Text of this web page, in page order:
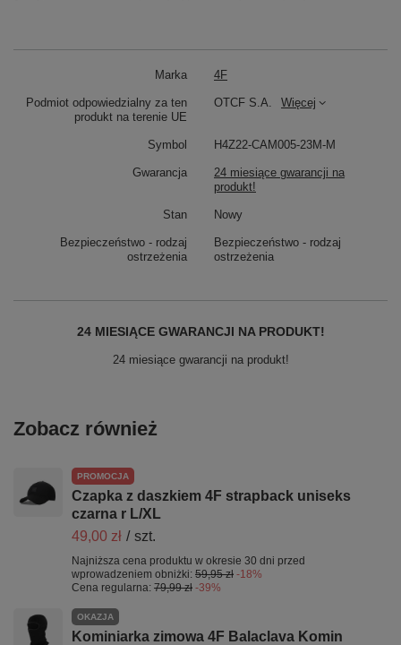
Marka 4F
Podmiot odpowiedzialny za ten
produkt na terenie UE
OTCF S.A. Więcej
Symbol H4Z22-CAM005-23M-M
Gwarancja
24 miesiące gwarancji na
produkt!
Stan Nowy
Bezpieczeństwo - rodzaj
ostrzeżenia
Bezpieczeństwo - rodzaj
ostrzeżenia
24 MIESIĄCE GWARANCJI NA PRODUKT!
24 miesiące gwarancji na produkt!
Zobacz również
PROMOCJA
Czapka z daszkiem 4F strapback uniseks
czarna r L/XL
49,00 zł / szt.
Najniższa cena produktu w okresie 30 dni przed
wprowadzeniem obniżki: 59,95 zł -18%
Cena regularna: 79,99 zł -39%
OKAZJA
Kominiarka zimowa 4F Balaclava Komin